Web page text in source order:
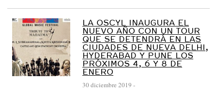
LA OSCYL INAUGURA EL
NUEVO AÑO CON UN TOUR
QUE SE DETENDRÁ EN LAS
CIUDADES DE NUEVA DELHI,
HYDERABAD Y PUNE LOS
PRÓXIMOS 4, 6 Y 8 DE
ENERO
30 diciembre 2019 -